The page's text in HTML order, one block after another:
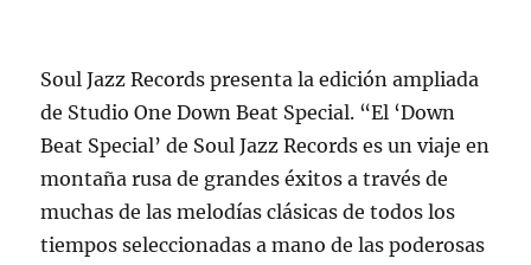
Soul Jazz Records presenta la edición ampliada
de Studio One Down Beat Special. “El ‘Down
Beat Special’ de Soul Jazz Records es un viaje en
montaña rusa de grandes éxitos a través de
muchas de las melodías clásicas de todos los
tiempos seleccionadas a mano de las poderosas